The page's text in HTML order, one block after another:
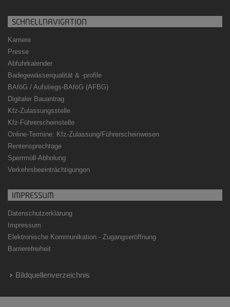
SCHNELLNAVIGATION
Karriere
Presse
Abfuhrkalender
Badegewässerqualität & -profile
BAföG / Aufstiegs-BAföG (AFBG)
Digitaler Bauantrag
Kfz-Zulassungsstelle
Kfz-Führerscheinstelle
Online-Termine: Kfz-Zulassung/Führerscheinwesen
Rentensprechtage
Sperrmüll-Abholung
Verkehrsbeeinträchtigungen
IMPRESSUM
Datenschutzerklärung
Impressum
Elektronische Kommunikation - Zugangseröffnung
Barrierefreiheit
Bildquellenverzeichnis